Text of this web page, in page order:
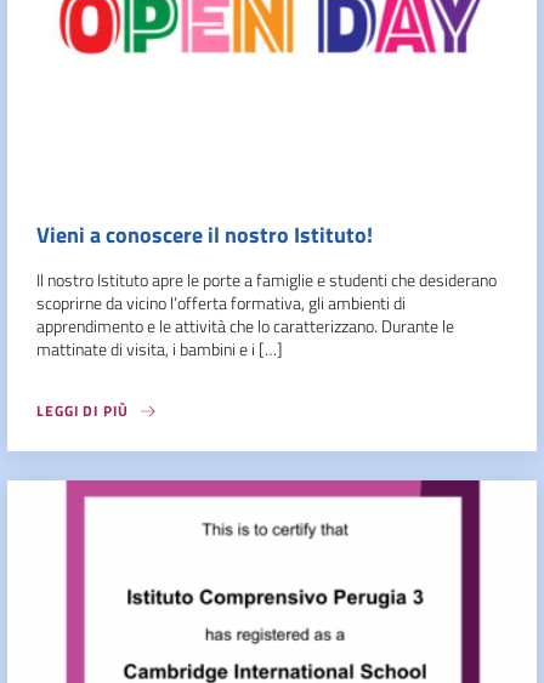
Vieni a conoscere il nostro Istituto!
Il nostro Istituto apre le porte a famiglie e studenti che desiderano
scoprirne da vicino l’offerta formativa, gli ambienti di
apprendimento e le attività che lo caratterizzano. Durante le
mattinate di visita, i bambini e i […]
LEGGI DI PIÙ